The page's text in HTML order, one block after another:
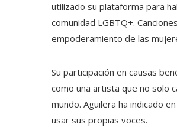
utilizado su plataforma para
comunidad LGBTQ+.
empoderamiento de las
Su participación en causas
como una artista que no solo
mundo. Aguilera ha indicado
usar sus propias voces.